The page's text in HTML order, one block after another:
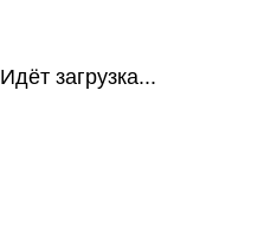
Идёт загрузка...